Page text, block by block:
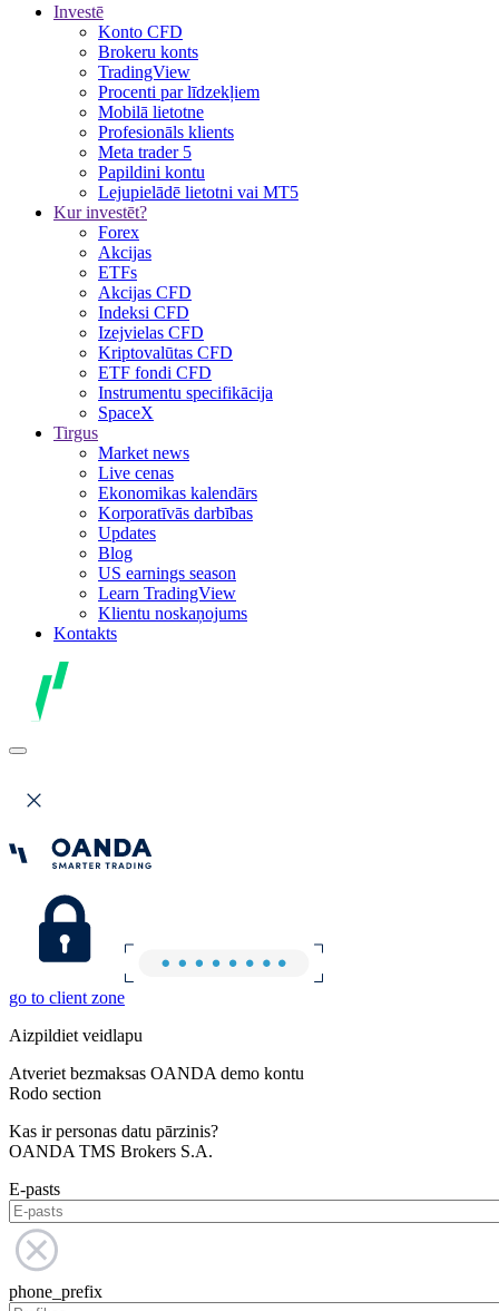
Investē
Konto CFD
Brokeru konts
TradingView
Procenti par līdzekļiem
Mobilā lietotne
Profesionāls klients
Meta trader 5
Papildini kontu
Lejupielādē lietotni vai MT5
Kur investēt?
Forex
Akcijas
ETFs
Akcijas CFD
Indeksi CFD
Izejvielas CFD
Kriptovalūtas CFD
ETF fondi CFD
Instrumentu specifikācija
SpaceX
Tirgus
Market news
Live cenas
Ekonomikas kalendārs
Korporatīvās darbības
Updates
Blog
US earnings season
Learn TradingView
Klientu noskaņojums
Kontakts
go to client zone
Aizpildiet veidlapu
Atveriet bezmaksas OANDA demo kontu
Rodo section
Kas ir personas datu pārzinis?
OANDA TMS Brokers S.A.
E-pasts
phone_prefix